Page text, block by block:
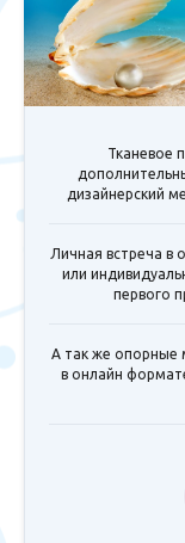
Тканевое
дизайнерский
Личная встреча в
или
первого
А так же опорные
в онлайн